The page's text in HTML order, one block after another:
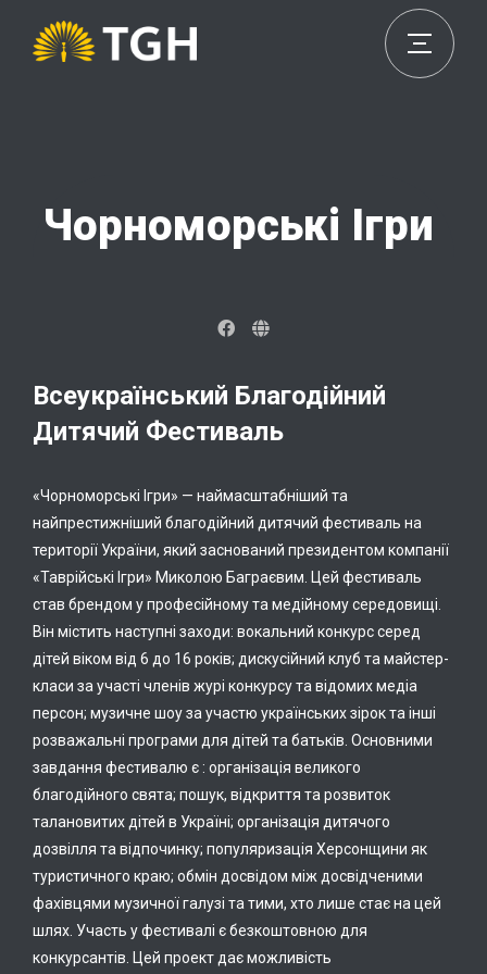
Чорноморські Ігри
Всеукраїнський Благодійний
Дитячий Фестиваль
«Чорноморські Ігри» — наймасштабніший та
найпрестижніший благодійний дитячий фестиваль на
території України, який заснований президентом компанії
«Таврійські Ігри» Миколою Баграєвим. Цей фестиваль
став брендом у професійному та медійному середовищі.
Він містить наступні заходи: вокальний конкурс серед
дітей віком від 6 до 16 років; дискусійний клуб та майстер-
класи за участі членів журі конкурсу та відомих медіа
персон; музичне шоу за участю українських зірок та інші
розважальні програми для дітей та батьків. Основними
завдання фестивалю є : організація великого
благодійного свята; пошук, відкриття та розвиток
талановитих дітей в Україні; організація дитячого
дозвілля та відпочинку; популяризація Херсонщини як
туристичного краю; обмін досвідом між досвідченими
фахівцями музичної галузі та тими, хто лише стає на цей
шлях. Участь у фестивалі є безкоштовною для
конкурсантів. Цей проект дає можливість